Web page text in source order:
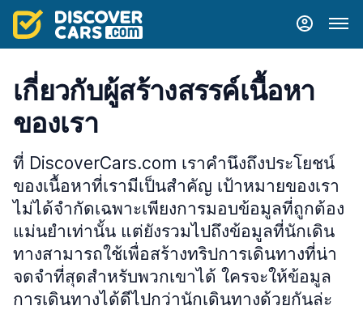
เกี่ยวกับผู้สร้างสรรค์เนื้อหา
ของเรา
ที่ DiscoverCars.com เราคำนึงถึงประโยชน์
ของเนื้อหาที่เรามีเป็นสำคัญ เป้าหมายของเรา
ไม่ได้จำกัดเฉพาะเพียงการมอบข้อมูลที่ถูกต้อง
แม่นยำเท่านั้น แต่ยังรวมไปถึงข้อมูลที่นักเดิน
ทางสามารถใช้เพื่อสร้างทริปการเดินทางที่น่า
จดจำที่สุดสำหรับพวกเขาได้ ใครจะให้ข้อมูล
การเดินทางได้ดีไปกว่านักเดินทางด้วยกันล่ะ